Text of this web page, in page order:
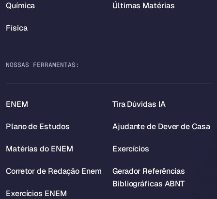
Química
Física
Últimas Matérias
NOSSAS FERRAMENTAS:
ENEM
Plano de Estudos
Matérias do ENEM
Corretor de Redação Enem
Exercícios ENEM
Tira Dúvidas IA
Ajudante de Dever de Casa
Exercícios
Gerador Referências
Bibliográficas ABNT